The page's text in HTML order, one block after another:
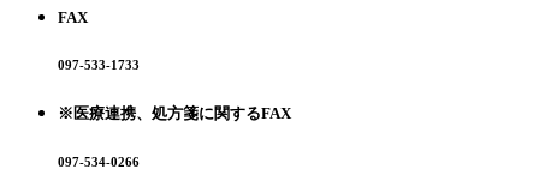
FAX
097-533-1733
※医療連携、処方箋に関するFAX
097-534-0266